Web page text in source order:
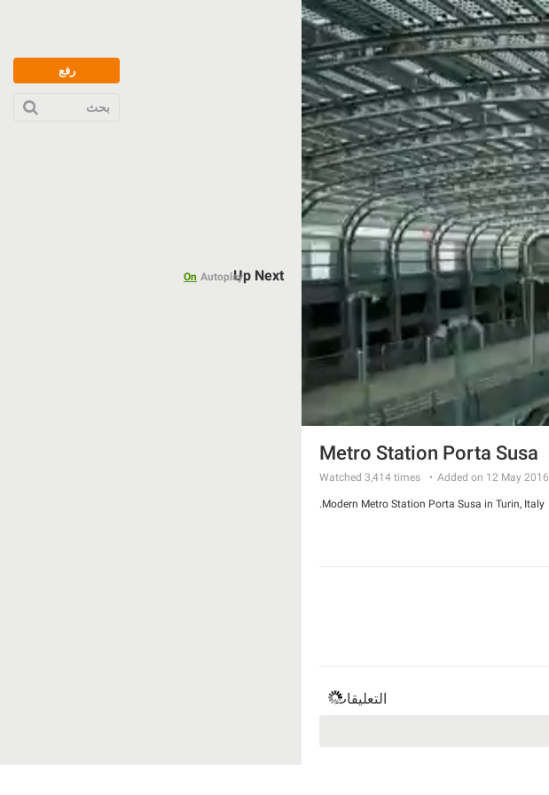
رفع
بحث
Metro Station Porta Susa
Added on 12 May 2016
Watched 3,414 times
Modern Metro Station Porta Susa in Turin, Italy.
التعليقات
Up Next
Autoplay
On